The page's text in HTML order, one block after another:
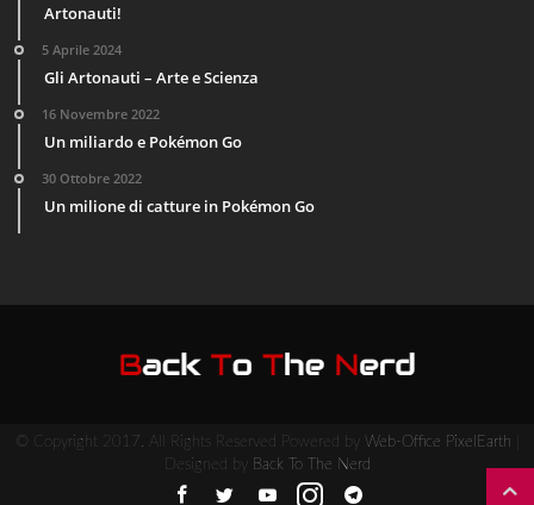
Artonauti!
5 Aprile 2024
Gli Artonauti – Arte e Scienza
16 Novembre 2022
Un miliardo e Pokémon Go
30 Ottobre 2022
Un milione di catture in Pokémon Go
© Copyright 2017, All Rights Reserved Powered by Web-Office PixelEarth
Designed by
Back To The Nerd